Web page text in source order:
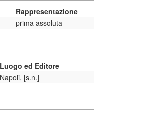
Rappresentazione
prima assoluta
Luogo ed Editore
Napoli, [s.n.]